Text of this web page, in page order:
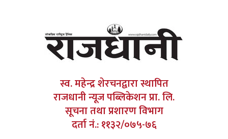
स्व. महेन्द्र शेरचनद्वारा स्थापित
राजधानी न्यूज पब्लिकेशन प्रा. लि.
सूचना तथा प्रशारण विभाग
दर्ता नं.: ११३२/०७५-७६